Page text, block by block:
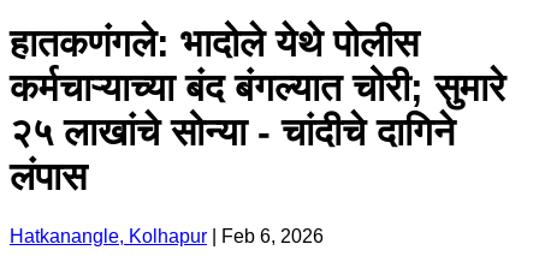
हातकणंगले: भादोले येथे पोलीस
कर्मचाऱ्याच्या बंद बंगल्यात चोरी; सुमारे
२५ लाखांचे सोन्या - चांदीचे दागिने
लंपास
Hatkanangle, Kolhapur Feb 6, 2026